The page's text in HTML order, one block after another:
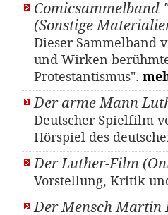
Comicsammelband
(Sonstige
Dieser Sammelband
und Wirken
Protestantismus".
Der arme Mann
Deutscher Spielfilm
Hörspiel des
Der Luther-Film
Vorstellung, Kritik
Der Mensch Martin